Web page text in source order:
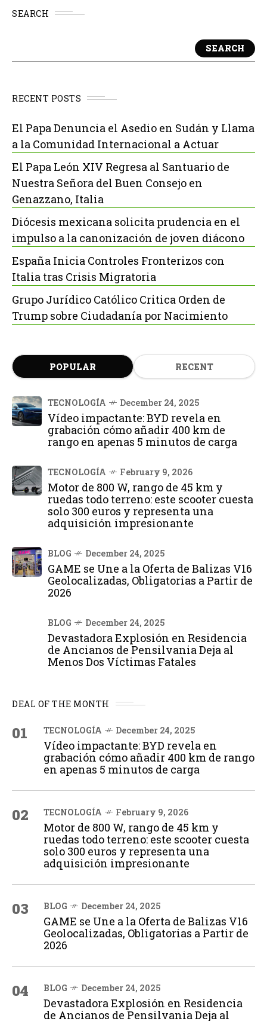
SEARCH
SEARCH
RECENT POSTS
El Papa Denuncia el Asedio en Sudán y Llama
a la Comunidad Internacional a Actuar
El Papa León XIV Regresa al Santuario de
Nuestra Señora del Buen Consejo en
Genazzano, Italia
Diócesis mexicana solicita prudencia en el
impulso a la canonización de joven diácono
España Inicia Controles Fronterizos con
Italia tras Crisis Migratoria
Grupo Jurídico Católico Critica Orden de
Trump sobre Ciudadanía por Nacimiento
POPULAR RECENT
TECNOLOGÍA December 24, 2025
Vídeo impactante: BYD revela en
grabación cómo añadir 400 km de
rango en apenas 5 minutos de carga
TECNOLOGÍA February 9, 2026
Motor de 800 W, rango de 45 km y
ruedas todo terreno: este scooter cuesta
solo 300 euros y representa una
adquisición impresionante
BLOG December 24, 2025
GAME se Une a la Oferta de Balizas V16
Geolocalizadas, Obligatorias a Partir de
2026
BLOG December 24, 2025
Devastadora Explosión en Residencia
de Ancianos de Pensilvania Deja al
Menos Dos Víctimas Fatales
DEAL OF THE MONTH
01 TECNOLOGÍA December 24, 2025
Vídeo impactante: BYD revela en
grabación cómo añadir 400 km de rango
en apenas 5 minutos de carga
02 TECNOLOGÍA February 9, 2026
Motor de 800 W, rango de 45 km y
ruedas todo terreno: este scooter cuesta
solo 300 euros y representa una
adquisición impresionante
03 BLOG December 24, 2025
GAME se Une a la Oferta de Balizas V16
Geolocalizadas, Obligatorias a Partir de
2026
04 BLOG December 24, 2025
Devastadora Explosión en Residencia
de Ancianos de Pensilvania Deja al